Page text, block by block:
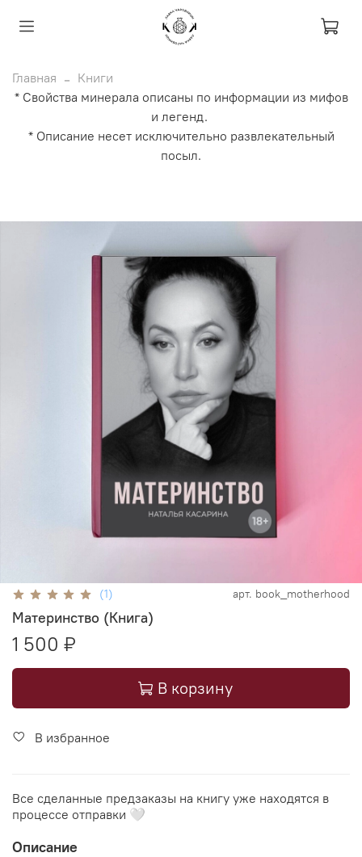
Главная
Книги
* Свойства минерала описаны по информации из мифов
и легенд.
* Описание несет исключительно развлекательный
посыл.
(1) арт. book_motherhood
Материнство (Книга)
1 500 ₽
В корзину
В избранное
Все сделанные предзаказы на книгу уже находятся в
процессе отправки 🤍
Описание